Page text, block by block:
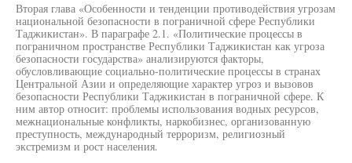
Вторая глава «Особенности и тенденции противодействия угрозам
национальной безопасности в пограничной сфере Республики
Таджикистан». В параграфе 2.1. «Политические процессы в
пограничном пространстве Республики Таджикистан как угроза
безопасности государства» анализируются факторы,
обусловливающие социально-политические процессы в странах
Центральной Азии и определяющие характер угроз и вызовов
безопасности Республики Таджикистан в пограничной сфере. К
ним автор относит: проблемы использования водных ресурсов,
межнациональные конфликты, наркобизнес, организованную
преступность, международный терроризм, религиозный
экстремизм и рост населения.